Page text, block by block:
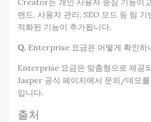
랜드, 사용자 관리, SEO 모드 등 팀 기
적화된 기능이 추가됩니다.
Q. Enterprise 요금은 어떻게 확인하
Enterprise 요금은 맞춤형으로 제공
Jasper 공식 페이지에서 문의/데모를
입니다.
출처